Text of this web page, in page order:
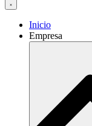
Inicio
Empresa